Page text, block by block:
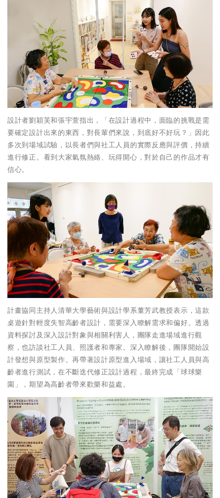
設計者劉穎芙和張宇萱指出，「在設計過程中，面臨的挑戰是需
要確定設計出來的東西，對長輩們來說，到底好不好玩？」因此
多次到場域試驗，以長者們與社工人員的實際反應與評價，持續
進行修正。看到大家氣氛熱絡、玩得開心，對於自己的作品才有
信心。
計畫協同主持人清華大學藝術與設計學系董芳武教授表示，這款
桌遊針對輕度失智高齡者設計，需要深入瞭解需求和偏好。透過
資料探討及深入設計對象與相關利害人，團隊走進場域進行觀
察，也訪談社工人員、照護者和專家。深入瞭解後，團隊開始設
計發想與原型製作。再帶著設計原型進入場域，讓社工人員與高
齡者進行測試，在不斷迭代修正設計過程，最終完成「球球樂
園」，期望為高齡者帶來歡樂和益處。